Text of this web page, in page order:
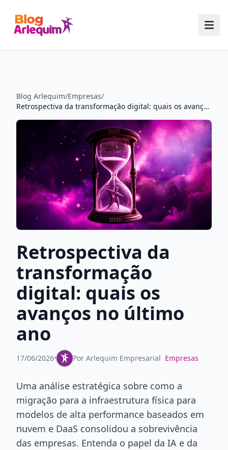
Blog Arlequim/Empresas/
Retrospectiva da transformação digital: quais os avanços no último ano
Retrospectiva da
transformação
digital: quais os
avanços no último
ano
17/06/2026• Por Arlequim Empresarial Empresas
Uma análise estratégica sobre como a
migração para a infraestrutura física para
modelos de alta performance baseados em
nuvem e DaaS consolidou a sobrevivência
das empresas. Entenda o papel da IA e da